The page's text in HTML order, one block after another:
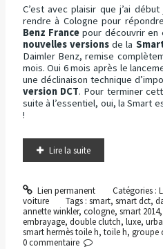
C’est avec plaisir que j’ai
rendre à Cologne pour
Benz Francepour découvrir en
nouvelles versionsde la
Daimler Benz, remise
mois. Oui 6 mois après le
une déclinaison technique
version DCT. Pour terminer
suite à l’essentiel, oui, la Smart
!
Lire la suite
Lien permanent Catégories :
voiture
Tags :smart,smart dct,
annette winkler, cologne, smart 2014,
embrayage, double clutch, luxe,
smart hermès toile h, toile h, groupe
0 commentaire